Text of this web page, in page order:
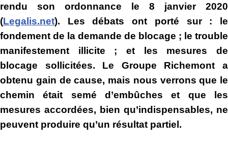
rendu son ordonnance le 8 janvier 2020
(Legalis.net). Les débats ont porté sur : le
fondement de la demande de blocage ; le trouble
manifestement illicite ; et les mesures de
blocage sollicitées. Le Groupe Richemont a
obtenu gain de cause, mais nous verrons que le
chemin était semé d’embûches et que les
mesures accordées, bien qu’indispensables, ne
peuvent produire qu’un résultat partiel.